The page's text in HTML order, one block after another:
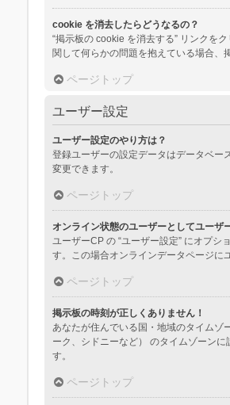
cookie を消去したらどうなるの？
“掲示板の cookie を消去する” リンクを
関して何らかの問題を抱えている場合、
ページトップ
ユーザー設定
ユーザー設定のやり方は？
登録ユーザーの設定データはデータベー
変更できます。
ページトップ
オンライン状態のユーザーとしてユーザ
ユーザーCP の “ユーザー設定” にオプシ
す。この場合オンラインデータページに
ページトップ
掲示板の時刻が正しくありません！
あなたが住んでいる国・地域のタイムゾ
ーク、シドニーなど） のタイムゾーン
す。
ページトップ